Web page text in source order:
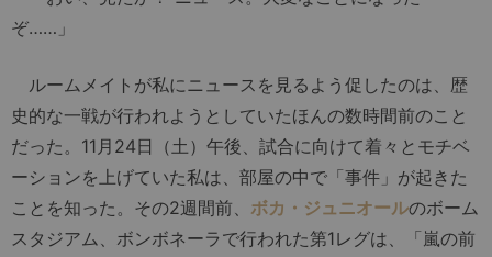
ぞ……」
ルームメイトが私にニュースを見るよう促したのは、歴
史的な一戦が行われようとしていたほんの数時間前のこと
だった。11月24日（土）午後、試合に向けて着々とモチベ
ーションを上げていた私は、部屋の中で「事件」が起きた
ことを知った。その2週間前、 ボカ・ジュニオールのボーム
スタジアム、ボンボネーラで行われた第1レグは、「嵐の前